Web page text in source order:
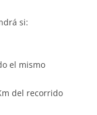
si:
el mismo
del recorrido